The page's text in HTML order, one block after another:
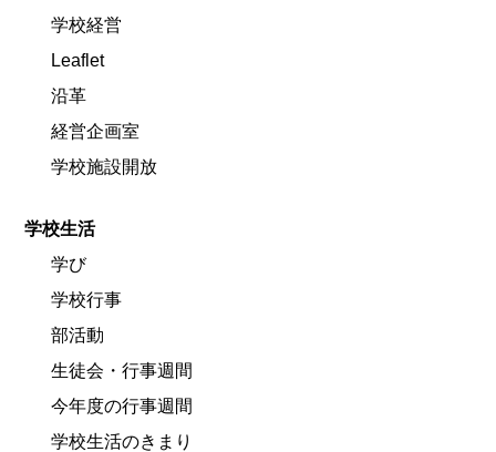
学校経営
Leaflet
沿革
経営企画室
学校施設開放
学校生活
学び
学校行事
部活動
生徒会・行事週間
今年度の行事週間
学校生活のきまり